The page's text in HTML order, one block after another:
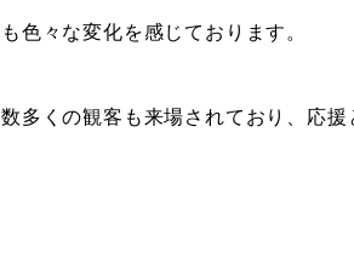
も色々な変化を感じております。
数多くの観客も来場されており、応